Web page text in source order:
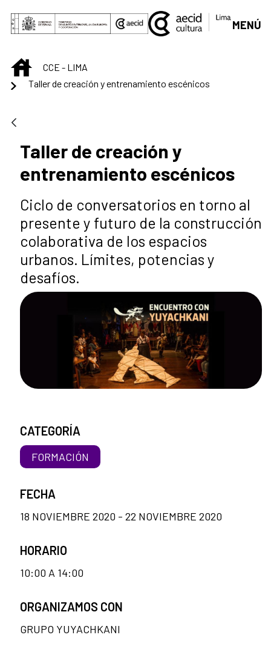
Saltar al contenido principal
MENÚ
INICIOCCE - LIMA
Taller de creación y entrenamiento escénicos
Taller de creación y
entrenamiento escénicos
Ciclo de conversatorios en torno al
presente y futuro de la construcción
colaborativa de los espacios
urbanos. Límites, potencias y
desafíos.
CATEGORÍA
FORMACIÓN
FECHA
18 NOVIEMBRE 2020 - 22 NOVIEMBRE 2020
HORARIO
10:00 A 14:00
ORGANIZAMOS CON
GRUPO YUYACHKANI